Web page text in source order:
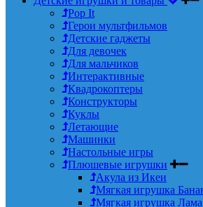
Pop It
Герои мультфильмов
Детские гаджеты
Для девочек
Для мальчиков
Интерактивные
Квадрокоптеры
Конструкторы
Куклы
Летающие
Машинки
Настольные игры
Плюшевые игрушки
Акула из Икеи
Мягкая игрушка
Мягкая игрушка